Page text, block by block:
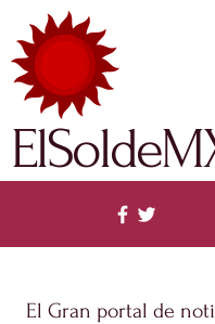
El Gran portal de